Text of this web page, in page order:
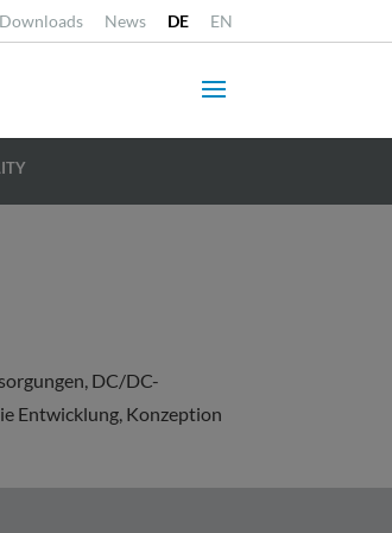
Downloads News DE EN
DC/DC-
Entwicklung, Konzeption